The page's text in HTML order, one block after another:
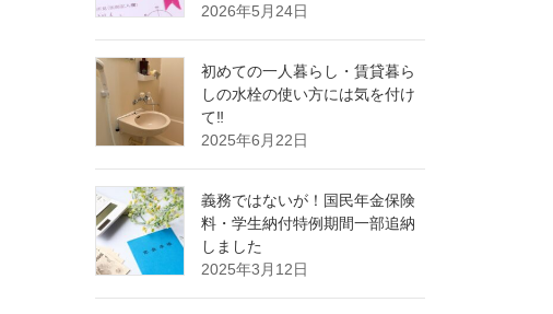
2026年5月24日
初めての一人暮らし・賃貸暮ら
しの水栓の使い方には気を付け
て‼
2025年6月22日
義務ではないが！国民年金保険
料・学生納付特例期間一部追納
しました
2025年3月12日